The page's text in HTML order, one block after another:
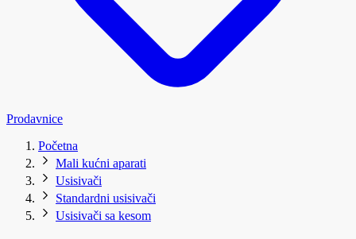
Prodavnice
Početna
Mali kućni aparati
Usisivači
Standardni usisivači
Usisivači sa kesom